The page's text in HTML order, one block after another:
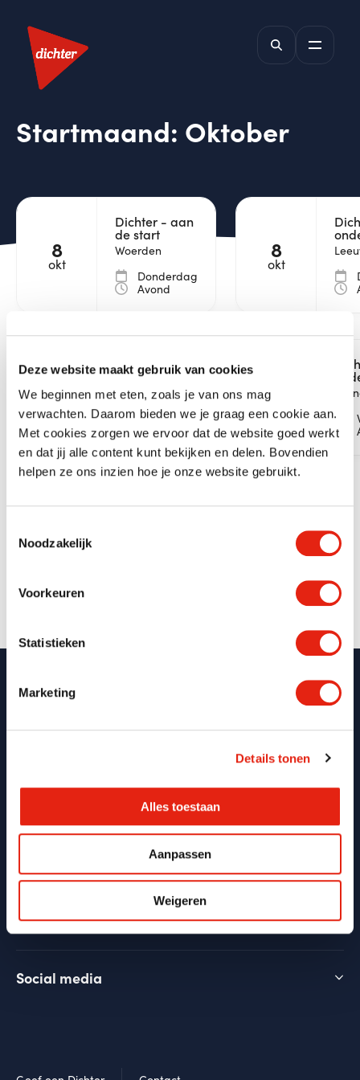
Deze website maakt gebruik van cookies
We beginnen met eten, zoals je van ons mag
verwachten. Daarom bieden we je graag een cookie aan.
Met cookies zorgen we ervoor dat de website goed werkt
en dat jij alle content kunt bekijken en delen. Bovendien
helpen ze ons inzien hoe je onze website gebruikt.
Noodzakelijk
Voorkeuren
Statistieken
Marketing
Details tonen
Alles toestaan
Aanpassen
Weigeren
Startmaand: Oktober
8
okt
Dichter - aan
de start
Woerden
Donderdag
Avond
8
okt
15
okt
Dichter -
onderweg
Middelburg
Donderdag
Avond
28
okt
20
okt
Dichter -
Meer over Dichter
Over Dichter
Vind een Dichter
Social media